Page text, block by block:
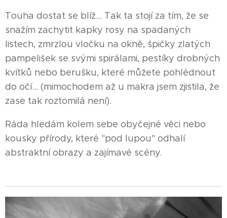
Touha dostat se blíž... Tak ta stojí za tím, že se
snažím zachytit kapky rosy na spadaných
listech, zmrzlou vločku na okně, špičky zlatých
pampelišek se svými spirálami, pestíky drobných
kvítků nebo berušku, které můžete pohlédnout
do očí... (mimochodem až u makra jsem zjistila, že
zase tak roztomilá není).
Ráda hledám kolem sebe obyčejné věci nebo
kousky přírody, které "pod lupou" odhalí
abstraktní obrazy a zajímavé scény.